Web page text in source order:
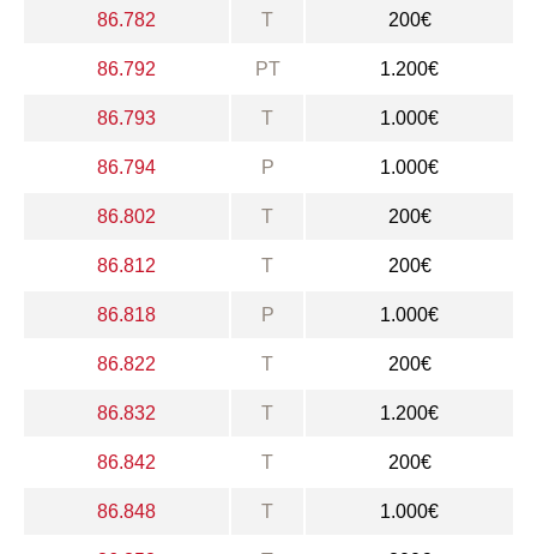
86.782 T 200€
86.792 PT 1.200€
86.793 T 1.000€
86.794 P 1.000€
86.802 T 200€
86.812 T 200€
86.818 P 1.000€
86.822 T 200€
86.832 T 1.200€
86.842 T 200€
86.848 T 1.000€